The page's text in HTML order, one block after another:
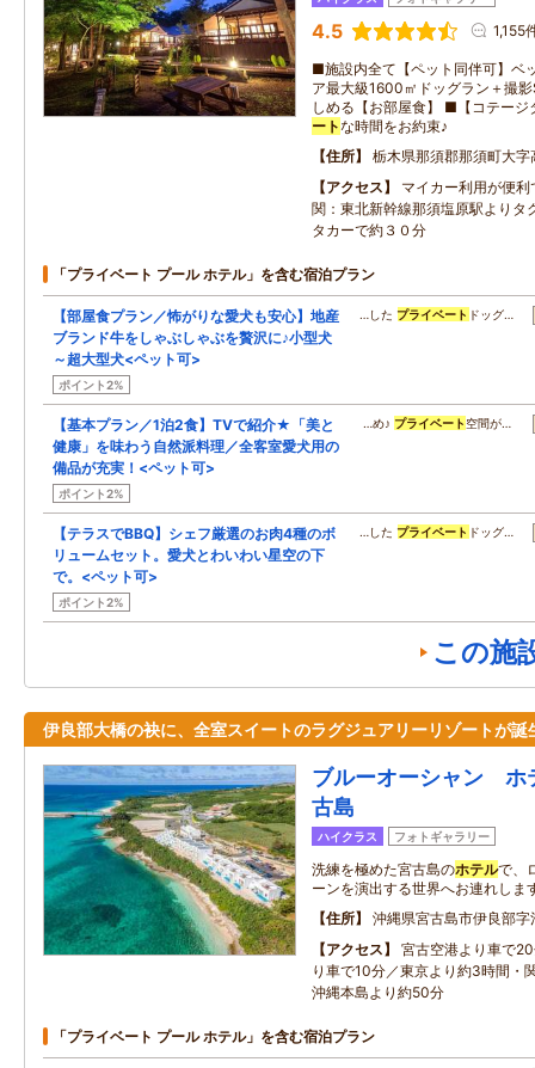
4.5 1,155
■施設内全て【ペット同伴可】ベ
ア最大級1600㎡ドッグラン＋撮
しめる【お部屋食】 ■【コテージ
ートな時間をお約束♪
住所
栃木県那須郡那須町大
アクセス
マイカー利用が便
関：東北新幹線那須塩原駅よりタ
タカーで約３０分
「プライベート プール ホテル」を含む宿泊プラン
【部屋食プラン／怖がりな愛犬も安心】地産
ブランド牛をしゃぶしゃぶを贅沢に♪小型犬
～超大型犬<ペット可>
ポイント2%
…した プライベート ドッグ…
【基本プラン／1泊2食】TVで紹介★「美と
健康」を味わう自然派料理／全客室愛犬用の
備品が充実！<ペット可>
ポイント2%
…め♪ プライベート 空間が…
【テラスでBBQ】シェフ厳選のお肉4種のボ
リュームセット。愛犬とわいわい星空の下
で。<ペット可>
ポイント2%
…した プライベート ドッグ…
この施
伊良部大橋の袂に、全室スイートのラグジュアリーリゾートが誕
ブルーオーシャン ホ
古島
ハイクラス フォトギャラリー
洗練を極めた宮古島のホテルで、
ーンを演出する世界へお連れしま
住所
沖縄県宮古島市伊良部
アクセス
宮古空港より車で
り車で10分／東京より約3時間・
沖縄本島より約50分
「プライベート プール ホテル」を含む宿泊プラン